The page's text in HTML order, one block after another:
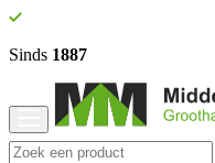
Sinds 1887